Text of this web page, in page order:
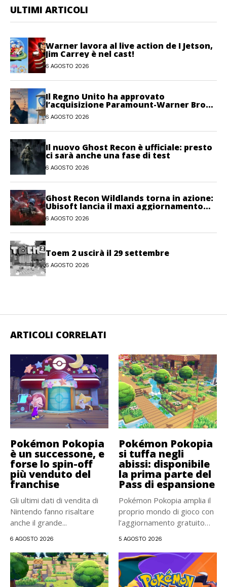
ULTIMI ARTICOLI
Warner lavora al live action de I Jetson,
Jim Carrey è nel cast!
6 AGOSTO 2026
Il Regno Unito ha approvato
l’acquisizione Paramount-Warner Bros
Discovery
6 AGOSTO 2026
Il nuovo Ghost Recon è ufficiale: presto
ci sarà anche una fase di test
6 AGOSTO 2026
Ghost Recon Wildlands torna in azione:
Ubisoft lancia il maxi aggiornamento
gratuito Last Rites
6 AGOSTO 2026
Toem 2 uscirà il 29 settembre
6 AGOSTO 2026
ARTICOLI CORRELATI
Pokémon Pokopia
è un successone, e
forse lo spin-off
più venduto del
franchise
Gli ultimi dati di vendita di
Nintendo fanno risaltare
anche il grande...
6 AGOSTO 2026
Pokémon Pokopia
si tuffa negli
abissi: disponibile
la prima parte del
Pass di espansione
Pokémon Pokopia amplia il
proprio mondo di gioco con
l’aggiornamento gratuito
5 AGOSTO 2026